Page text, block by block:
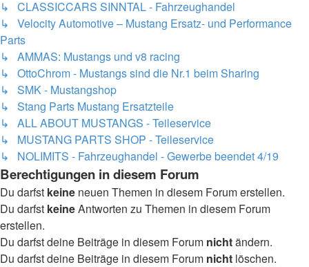
↳ CLASSICCARS SINNTAL - Fahrzeughandel
↳ Velocity Automotive – Mustang Ersatz- und Performance
Parts
↳ AMMAS: Mustangs und v8 racing
↳ OttoChrom - Mustangs sind die Nr.1 beim Sharing
↳ SMK - Mustangshop
↳ Stang Parts Mustang Ersatzteile
↳ ALL ABOUT MUSTANGS - Teileservice
↳ MUSTANG PARTS SHOP - Teileservice
↳ NOLIMITS - Fahrzeughandel - Gewerbe beendet 4/19
Berechtigungen in diesem Forum
Du darfst keine neuen Themen in diesem Forum erstellen.
Du darfst keineAntworten zu Themen in diesem Forum
erstellen.
Du darfst deine Beiträge in diesem Forum nichtändern.
Du darfst deine Beiträge in diesem Forum nicht löschen.